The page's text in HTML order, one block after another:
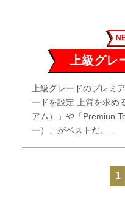
上級グレ
上級グレードのプレミ
ードを設定 上質を求め
アム）」や「Premiun
ー）」がベストだ。...
1